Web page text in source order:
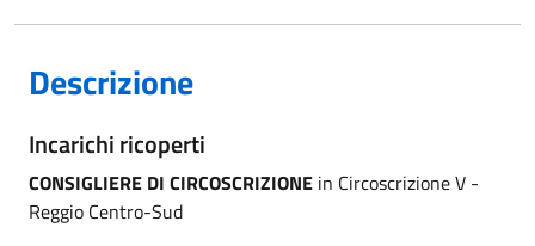
Descrizione
Incarichi ricoperti
CONSIGLIERE DI CIRCOSCRIZIONE in Circoscrizione V -
Reggio Centro-Sud